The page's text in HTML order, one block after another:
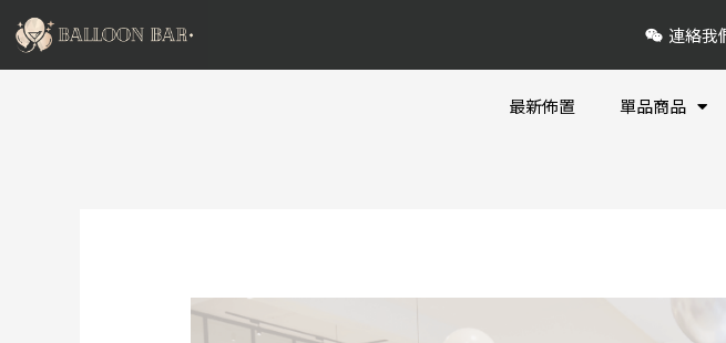
主
連絡我
最新佈置 單品商品